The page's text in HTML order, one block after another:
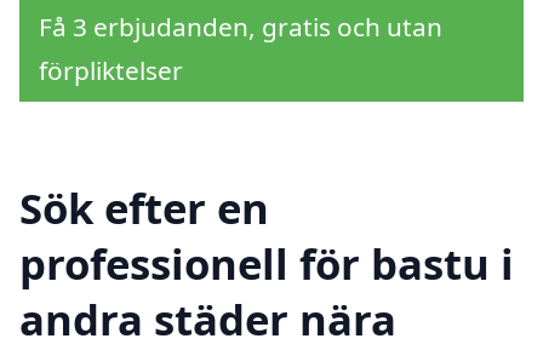
Få 3 erbjudanden, gratis och utan
förpliktelser
Sök efter en
professionell för bastu i
andra städer nära